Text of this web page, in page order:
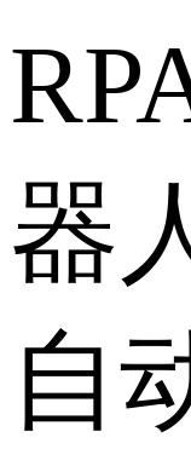
器
自